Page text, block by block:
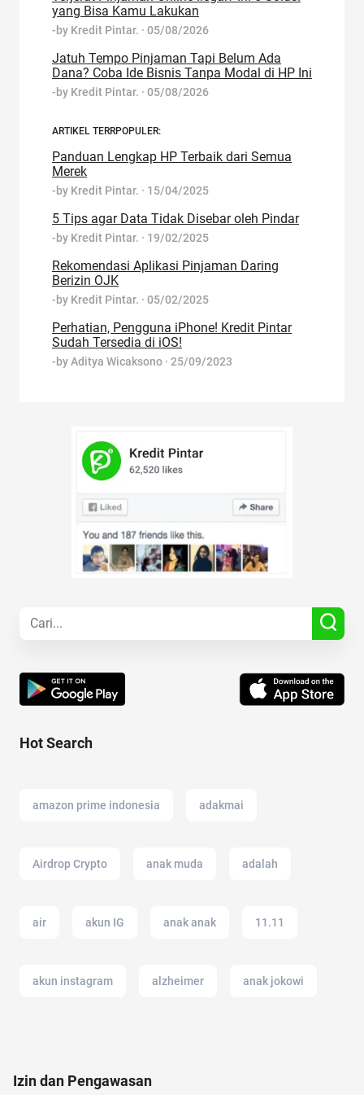
yang Bisa Kamu Lakukan
-by Kredit Pintar. · 05/08/2026
Jatuh Tempo Pinjaman Tapi Belum Ada
Dana? Coba Ide Bisnis Tanpa Modal di HP Ini
-by Kredit Pintar. · 05/08/2026
ARTIKEL TERRPOPULER:
Panduan Lengkap HP Terbaik dari Semua
Merek
-by Kredit Pintar. · 15/04/2025
5 Tips agar Data Tidak Disebar oleh Pindar
-by Kredit Pintar. · 19/02/2025
Rekomendasi Aplikasi Pinjaman Daring
Berizin OJK
-by Kredit Pintar. · 05/02/2025
Perhatian, Pengguna iPhone! Kredit Pintar
Sudah Tersedia di iOS!
-byAditya Wicaksono · 25/09/2023
Hot Search
amazon prime indonesia adakmai
Airdrop Crypto anak muda adalah
air akun IG anak anak 11.11
akun instagram alzheimer anak jokowi
Izin dan Pengawasan